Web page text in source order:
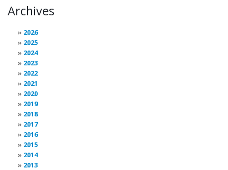
Archives
2026
2025
2024
2023
2022
2021
2020
2019
2018
2017
2016
2015
2014
2013